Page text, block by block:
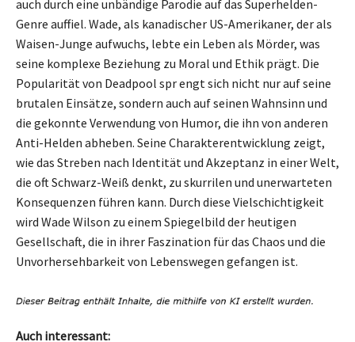
auch durch eine unbändige Parodie auf das Superhelden-
Genre auffiel. Wade, als kanadischer US-Amerikaner, der als
Waisen-Junge aufwuchs, lebte ein Leben als Mörder, was
seine komplexe Beziehung zu Moral und Ethik prägt. Die
Popularität von Deadpool spr engt sich nicht nur auf seine
brutalen Einsätze, sondern auch auf seinen Wahnsinn und
die gekonnte Verwendung von Humor, die ihn von anderen
Anti-Helden abheben. Seine Charakterentwicklung zeigt,
wie das Streben nach Identität und Akzeptanz in einer Welt,
die oft Schwarz-Weiß denkt, zu skurrilen und unerwarteten
Konsequenzen führen kann. Durch diese Vielschichtigkeit
wird Wade Wilson zu einem Spiegelbild der heutigen
Gesellschaft, die in ihrer Faszination für das Chaos und die
Unvorhersehbarkeit von Lebenswegen gefangen ist.
Auch interessant: